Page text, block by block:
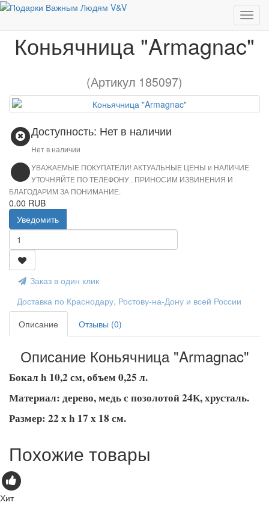
Коньячница "Armagnac"
Коньячница "Armagnac"
(Артикул 185097)
Доступность: Нет в наличии
Нет в наличии
УВАЖАЕМЫЕ ПОКУПАТЕЛИ! АКТУАЛЬНЫЕ ЦЕНЫ и НАЛИЧИЕ
УТОЧНЯЙТЕ ПО ТЕЛЕФОНУ . ПРИНОСИМ ИЗВИНЕНИЯ И
БЛАГОДАРИМ ЗА ПОНИМАНИЕ.
0.00 RUB
Уведомить
Заказ в один клик
Доставка по Краснодару, Ростову-на-Дону и всей России
Описание
Отзывы (0)
Описание Коньячница "Armagnac"
Бокал h 10,2 см, объем 0,25 л.
Материал: дерево, медь с позолотой 24К, хрусталь.
Размер: 22 х h 17 х 18 см.
Похожие товары
Хит